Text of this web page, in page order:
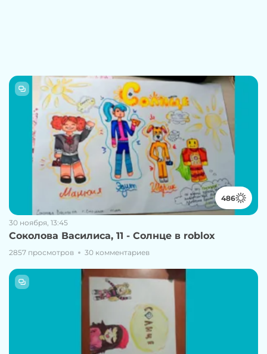
486
30 ноября, 13:45
Соколова Василиса, 11 - Солнце в roblox
2857 просмотров 30 комментариев